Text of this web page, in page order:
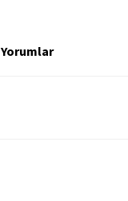
Yorumlar